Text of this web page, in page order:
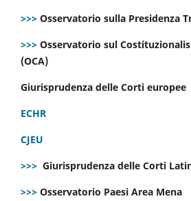
>>> Osservatorio sulla Presidenza
>>> Osservatorio sul
(OCA)
Giurisprudenza delle Corti europee
ECHR
CJEU
>>> Giurisprudenza delle Corti
>>> Osservatorio Paesi Area Mena